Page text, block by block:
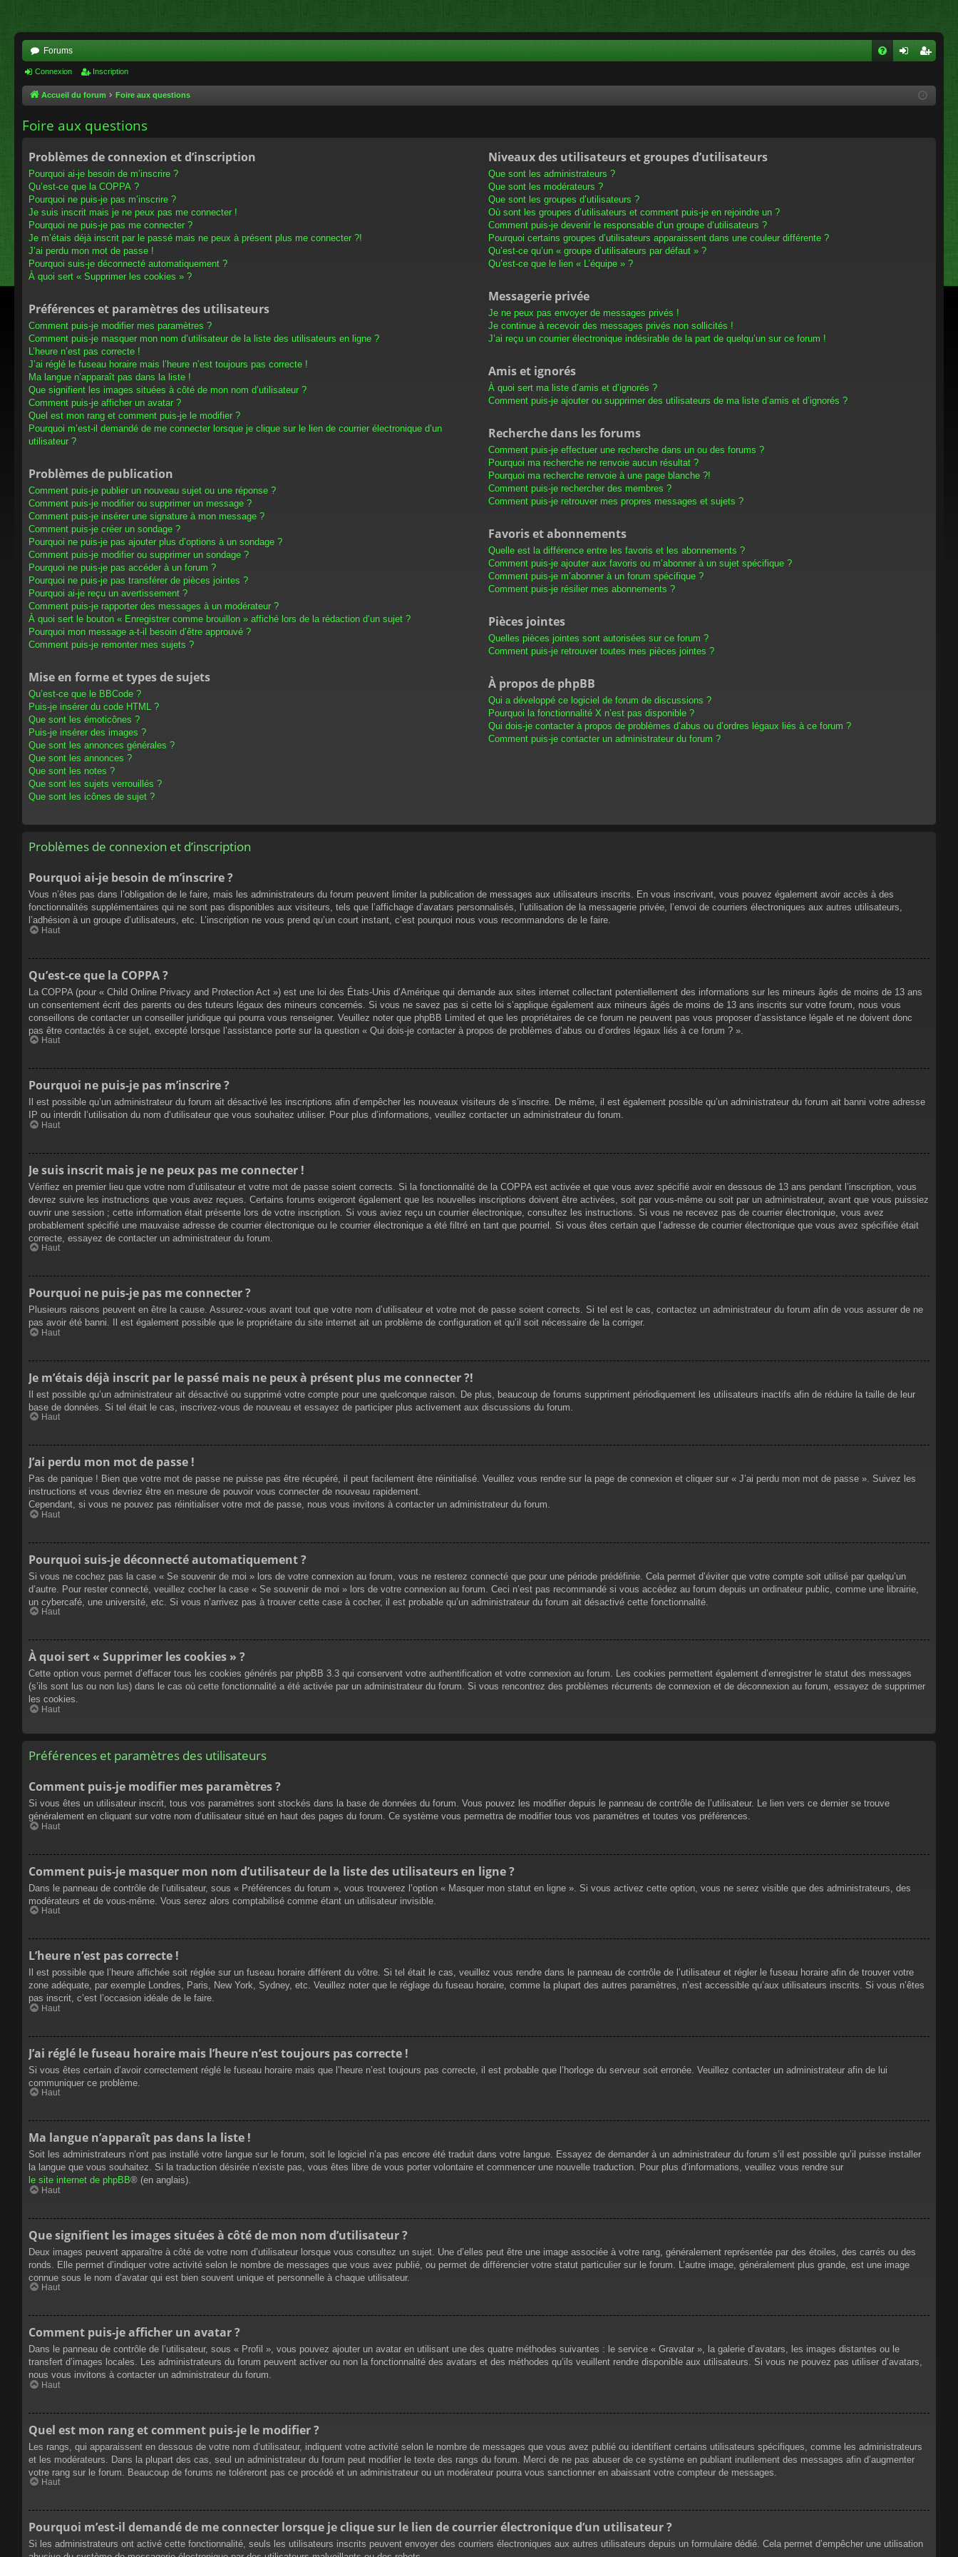
Forums
cri
Connexion Inscription
Accueil du forum Foire aux questions
Foire aux questions
Problèmes de connexion et d’inscription
Pourquoi ai-je besoin de m’inscrire ?
Qu’est-ce que la COPPA ?
Pourquoi ne puis-je pas m’inscrire ?
Je suis inscrit mais je ne peux pas me connecter !
Pourquoi ne puis-je pas me connecter ?
Je m’étais déjà inscrit par le passé mais ne peux à présent plus me connecter ?!
J’ai perdu mon mot de passe !
Pourquoi suis-je déconnecté automatiquement ?
À quoi sert « Supprimer les cookies » ?
Préférences et paramètres des utilisateurs
Comment puis-je modifier mes paramètres ?
Comment puis-je masquer mon nom d’utilisateur de la liste des utilisateurs en ligne ?
L’heure n’est pas correcte !
J’ai réglé le fuseau horaire mais l’heure n’est toujours pas correcte !
Ma langue n’apparaît pas dans la liste !
Que signifient les images situées à côté de mon nom d’utilisateur ?
Comment puis-je afficher un avatar ?
Quel est mon rang et comment puis-je le modifier ?
Pourquoi m’est-il demandé de me connecter lorsque je clique sur le lien de courrier électronique d’un
utilisateur ?
Problèmes de publication
Comment puis-je publier un nouveau sujet ou une réponse ?
Comment puis-je modifier ou supprimer un message ?
Comment puis-je insérer une signature à mon message ?
Comment puis-je créer un sondage ?
Pourquoi ne puis-je pas ajouter plus d’options à un sondage ?
Comment puis-je modifier ou supprimer un sondage ?
Pourquoi ne puis-je pas accéder à un forum ?
Pourquoi ne puis-je pas transférer de pièces jointes ?
Pourquoi ai-je reçu un avertissement ?
Comment puis-je rapporter des messages à un modérateur ?
À quoi sert le bouton « Enregistrer comme brouillon » affiché lors de la rédaction d’un sujet ?
Pourquoi mon message a-t-il besoin d’être approuvé ?
Comment puis-je remonter mes sujets ?
Mise en forme et types de sujets
Qu’est-ce que le BBCode ?
Puis-je insérer du code HTML ?
Que sont les émoticônes ?
Puis-je insérer des images ?
Que sont les annonces générales ?
Que sont les annonces ?
Que sont les notes ?
Que sont les sujets verrouillés ?
Que sont les icônes de sujet ?
Niveaux des utilisateurs et groupes d’utilisateurs
Que sont les administrateurs ?
Que sont les modérateurs ?
Que sont les groupes d’utilisateurs ?
Où sont les groupes d’utilisateurs et comment puis-je en rejoindre un ?
Comment puis-je devenir le responsable d’un groupe d’utilisateurs ?
Pourquoi certains groupes d’utilisateurs apparaissent dans une couleur différente ?
Qu’est-ce qu’un « groupe d’utilisateurs par défaut » ?
Qu’est-ce que le lien « L’équipe » ?
Messagerie privée
Je ne peux pas envoyer de messages privés !
Je continue à recevoir des messages privés non sollicités !
J’ai reçu un courrier électronique indésirable de la part de quelqu’un sur ce forum !
Amis et ignorés
À quoi sert ma liste d’amis et d’ignorés ?
Comment puis-je ajouter ou supprimer des utilisateurs de ma liste d’amis et d’ignorés ?
Recherche dans les forums
Comment puis-je effectuer une recherche dans un ou des forums ?
Pourquoi ma recherche ne renvoie aucun résultat ?
Pourquoi ma recherche renvoie à une page blanche ?!
Comment puis-je rechercher des membres ?
Comment puis-je retrouver mes propres messages et sujets ?
Favoris et abonnements
Quelle est la différence entre les favoris et les abonnements ?
Comment puis-je ajouter aux favoris ou m’abonner à un sujet spécifique ?
Comment puis-je m’abonner à un forum spécifique ?
Comment puis-je résilier mes abonnements ?
Pièces jointes
Quelles pièces jointes sont autorisées sur ce forum ?
Comment puis-je retrouver toutes mes pièces jointes ?
À propos de phpBB
Qui a développé ce logiciel de forum de discussions ?
Pourquoi la fonctionnalité X n’est pas disponible ?
Qui dois-je contacter à propos de problèmes d’abus ou d’ordres légaux liés à ce forum ?
Comment puis-je contacter un administrateur du forum ?
Problèmes de connexion et d’inscription
Pourquoi ai-je besoin de m’inscrire ?
Vous n’êtes pas dans l’obligation de le faire, mais les administrateurs du forum peuvent limiter la publication de messages aux utilisateurs inscrits. En vous inscrivant, vous pouvez également avoir accès à des
fonctionnalités supplémentaires qui ne sont pas disponibles aux visiteurs, tels que l’affichage d’avatars personnalisés, l’utilisation de la messagerie privée, l’envoi de courriers électroniques aux autres utilisateurs,
l’adhésion à un groupe d’utilisateurs, etc. L’inscription ne vous prend qu’un court instant, c’est pourquoi nous vous recommandons de le faire.
Haut
Qu’est-ce que la COPPA ?
La COPPA (pour « Child Online Privacy and Protection Act ») est une loi des États-Unis d’Amérique qui demande aux sites internet collectant potentiellement des informations sur les mineurs âgés de moins de 13 ans
un consentement écrit des parents ou des tuteurs légaux des mineurs concernés. Si vous ne savez pas si cette loi s’applique également aux mineurs âgés de moins de 13 ans inscrits sur votre forum, nous vous
conseillons de contacter un conseiller juridique qui pourra vous renseigner. Veuillez noter que phpBB Limited et que les propriétaires de ce forum ne peuvent pas vous proposer d’assistance légale et ne doivent donc
pas être contactés à ce sujet, excepté lorsque l’assistance porte sur la question « Qui dois-je contacter à propos de problèmes d’abus ou d’ordres légaux liés à ce forum ? ».
Haut
Pourquoi ne puis-je pas m’inscrire ?
Il est possible qu’un administrateur du forum ait désactivé les inscriptions afin d’empêcher les nouveaux visiteurs de s’inscrire. De même, il est également possible qu’un administrateur du forum ait banni votre adresse
IP ou interdit l’utilisation du nom d’utilisateur que vous souhaitez utiliser. Pour plus d’informations, veuillez contacter un administrateur du forum.
Haut
Je suis inscrit mais je ne peux pas me connecter !
Vérifiez en premier lieu que votre nom d’utilisateur et votre mot de passe soient corrects. Si la fonctionnalité de la COPPA est activée et que vous avez spécifié avoir en dessous de 13 ans pendant l’inscription, vous
devrez suivre les instructions que vous avez reçues. Certains forums exigeront également que les nouvelles inscriptions doivent être activées, soit par vous-même ou soit par un administrateur, avant que vous puissiez
ouvrir une session ; cette information était présente lors de votre inscription. Si vous aviez reçu un courrier électronique, consultez les instructions. Si vous ne recevez pas de courrier électronique, vous avez
probablement spécifié une mauvaise adresse de courrier électronique ou le courrier électronique a été filtré en tant que pourriel. Si vous êtes certain que l’adresse de courrier électronique que vous avez spécifiée était
correcte, essayez de contacter un administrateur du forum.
Haut
Pourquoi ne puis-je pas me connecter ?
Plusieurs raisons peuvent en être la cause. Assurez-vous avant tout que votre nom d’utilisateur et votre mot de passe soient corrects. Si tel est le cas, contactez un administrateur du forum afin de vous assurer de ne
pas avoir été banni. Il est également possible que le propriétaire du site internet ait un problème de configuration et qu’il soit nécessaire de la corriger.
Haut
Je m’étais déjà inscrit par le passé mais ne peux à présent plus me connecter ?!
Il est possible qu’un administrateur ait désactivé ou supprimé votre compte pour une quelconque raison. De plus, beaucoup de forums suppriment périodiquement les utilisateurs inactifs afin de réduire la taille de leur
base de données. Si tel était le cas, inscrivez-vous de nouveau et essayez de participer plus activement aux discussions du forum.
Haut
J’ai perdu mon mot de passe !
Pas de panique ! Bien que votre mot de passe ne puisse pas être récupéré, il peut facilement être réinitialisé. Veuillez vous rendre sur la page de connexion et cliquer sur « J’ai perdu mon mot de passe ». Suivez les
instructions et vous devriez être en mesure de pouvoir vous connecter de nouveau rapidement.
Cependant, si vous ne pouvez pas réinitialiser votre mot de passe, nous vous invitons à contacter un administrateur du forum.
Haut
Pourquoi suis-je déconnecté automatiquement ?
Si vous ne cochez pas la case « Se souvenir de moi » lors de votre connexion au forum, vous ne resterez connecté que pour une période prédéfinie. Cela permet d’éviter que votre compte soit utilisé par quelqu’un
d’autre. Pour rester connecté, veuillez cocher la case « Se souvenir de moi » lors de votre connexion au forum. Ceci n’est pas recommandé si vous accédez au forum depuis un ordinateur public, comme une librairie,
un cybercafé, une université, etc. Si vous n’arrivez pas à trouver cette case à cocher, il est probable qu’un administrateur du forum ait désactivé cette fonctionnalité.
Haut
À quoi sert « Supprimer les cookies » ?
Cette option vous permet d’effacer tous les cookies générés par phpBB 3.3 qui conservent votre authentification et votre connexion au forum. Les cookies permettent également d’enregistrer le statut des messages
(s’ils sont lus ou non lus) dans le cas où cette fonctionnalité a été activée par un administrateur du forum. Si vous rencontrez des problèmes récurrents de connexion et de déconnexion au forum, essayez de supprimer
les cookies.
Haut
Préférences et paramètres des utilisateurs
Comment puis-je modifier mes paramètres ?
Si vous êtes un utilisateur inscrit, tous vos paramètres sont stockés dans la base de données du forum. Vous pouvez les modifier depuis le panneau de contrôle de l’utilisateur. Le lien vers ce dernier se trouve
généralement en cliquant sur votre nom d’utilisateur situé en haut des pages du forum. Ce système vous permettra de modifier tous vos paramètres et toutes vos préférences.
Haut
Comment puis-je masquer mon nom d’utilisateur de la liste des utilisateurs en ligne ?
Dans le panneau de contrôle de l’utilisateur, sous « Préférences du forum », vous trouverez l’option « Masquer mon statut en ligne ». Si vous activez cette option, vous ne serez visible que des administrateurs, des
modérateurs et de vous-même. Vous serez alors comptabilisé comme étant un utilisateur invisible.
Haut
L’heure n’est pas correcte !
Il est possible que l’heure affichée soit réglée sur un fuseau horaire différent du vôtre. Si tel était le cas, veuillez vous rendre dans le panneau de contrôle de l’utilisateur et régler le fuseau horaire afin de trouver votre
zone adéquate, par exemple Londres, Paris, New York, Sydney, etc. Veuillez noter que le réglage du fuseau horaire, comme la plupart des autres paramètres, n’est accessible qu’aux utilisateurs inscrits. Si vous n’êtes
pas inscrit, c’est l’occasion idéale de le faire.
Haut
J’ai réglé le fuseau horaire mais l’heure n’est toujours pas correcte !
Si vous êtes certain d’avoir correctement réglé le fuseau horaire mais que l’heure n’est toujours pas correcte, il est probable que l’horloge du serveur soit erronée. Veuillez contacter un administrateur afin de lui
communiquer ce problème.
Haut
Ma langue n’apparaît pas dans la liste !
Soit les administrateurs n’ont pas installé votre langue sur le forum, soit le logiciel n’a pas encore été traduit dans votre langue. Essayez de demander à un administrateur du forum s’il est possible qu’il puisse installer
la langue que vous souhaitez. Si la traduction désirée n’existe pas, vous êtes libre de vous porter volontaire et commencer une nouvelle traduction. Pour plus d’informations, veuillez vous rendre sur
le site internet de phpBB® (en anglais).
Haut
Que signifient les images situées à côté de mon nom d’utilisateur ?
Deux images peuvent apparaître à côté de votre nom d’utilisateur lorsque vous consultez un sujet. Une d’elles peut être une image associée à votre rang, généralement représentée par des étoiles, des carrés ou des
ronds. Elle permet d’indiquer votre activité selon le nombre de messages que vous avez publié, ou permet de différencier votre statut particulier sur le forum. L’autre image, généralement plus grande, est une image
connue sous le nom d’avatar qui est bien souvent unique et personnelle à chaque utilisateur.
Haut
Comment puis-je afficher un avatar ?
Dans le panneau de contrôle de l’utilisateur, sous « Profil », vous pouvez ajouter un avatar en utilisant une des quatre méthodes suivantes : le service « Gravatar », la galerie d’avatars, les images distantes ou le
transfert d’images locales. Les administrateurs du forum peuvent activer ou non la fonctionnalité des avatars et des méthodes qu’ils veuillent rendre disponible aux utilisateurs. Si vous ne pouvez pas utiliser d’avatars,
nous vous invitons à contacter un administrateur du forum.
Haut
Quel est mon rang et comment puis-je le modifier ?
Les rangs, qui apparaissent en dessous de votre nom d’utilisateur, indiquent votre activité selon le nombre de messages que vous avez publié ou identifient certains utilisateurs spécifiques, comme les administrateurs
et les modérateurs. Dans la plupart des cas, seul un administrateur du forum peut modifier le texte des rangs du forum. Merci de ne pas abuser de ce système en publiant inutilement des messages afin d’augmenter
votre rang sur le forum. Beaucoup de forums ne toléreront pas ce procédé et un administrateur ou un modérateur pourra vous sanctionner en abaissant votre compteur de messages.
Haut
Pourquoi m’est-il demandé de me connecter lorsque je clique sur le lien de courrier électronique d’un utilisateur ?
Si les administrateurs ont activé cette fonctionnalité, seuls les utilisateurs inscrits peuvent envoyer des courriers électroniques aux autres utilisateurs depuis un formulaire dédié. Cela permet d’empêcher une utilisation